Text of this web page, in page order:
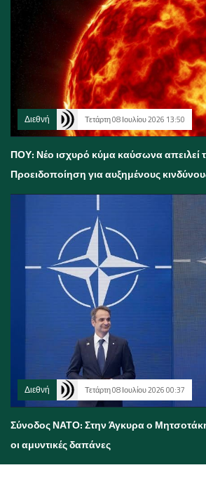
Διεθνή Τετάρτη 08 Ιουλίου 2026 13:50
ΠΟΥ: Νέο ισχυρό κύμα καύσωνα απειλεί
Προειδοποίηση για αυξημένους
Διεθνή Τετάρτη 08 Ιουλίου 2026 00:37
Σύνοδος ΝΑΤΟ: Στην Άγκυρα ο
οι αμυντικές δαπάνες